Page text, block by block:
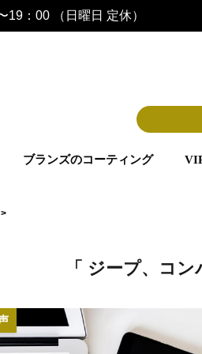
19：00 （日曜日 定休）
ブランズのコーティング
「 ジープ、コ